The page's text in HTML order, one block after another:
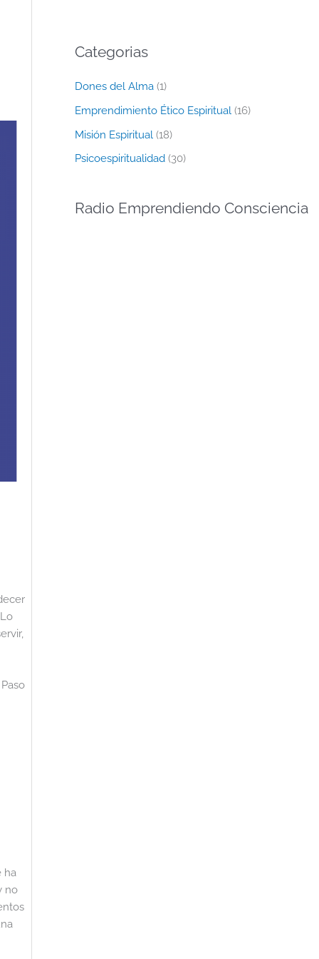
ha
no
Categorias
Dones del Alma(1)
Emprendimiento Ético Espiritual(16)
Misión Espiritual (18)
Psicoespiritualidad(30)
Radio Emprendiendo Consciencia